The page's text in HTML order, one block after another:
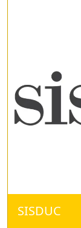
SISDUC